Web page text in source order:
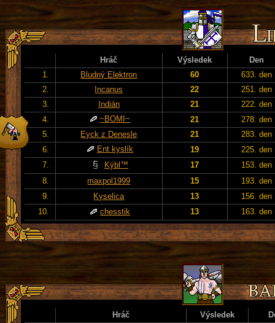
Hráč Výsledek
Den
1.
Bludný Elektron 60
633. den
2.
Incanus 22
251. den
3.
Indián 21
222. den
4.
~BOMI~ 21
278. den
5.
Eyck z Denesle 21
283. den
6.
Ent kyslík 19
225. den
7.
Kýbl™ 17
153. den
8.
maxpol1999 15
193. den
9.
Kyselica 13
156. den
10.
chesstik 13 163. den
Hráč Výsledek